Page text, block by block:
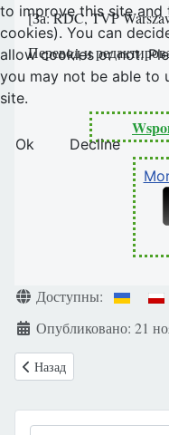
[За: RDC, TVP
Перевод и
Информация о
Доступны:
Опубликовано: 21
Предыдущий: «Да
Назад
to improve this site and
cookies). You can
allow cookies or not.
you may not be able to
site.
Ok
Decline